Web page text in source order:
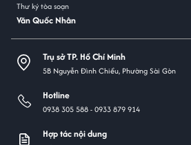
Thư ký tòa soạn
Văn Quốc Nhân
Trụ sở TP. Hồ Chí Minh
5B Nguyễn Đình Chiểu, Phường Sài Gòn
Hotline
0938 305 588 -0933 879 914
Hợp tác nội dung